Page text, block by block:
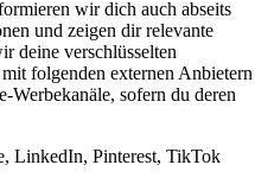
wir dich auch abseits
und zeigen dir relevante
deine verschlüsselten
folgenden externen Anbietern
Werbekanäle, sofern du deren
LinkedIn, Pinterest, TikTok